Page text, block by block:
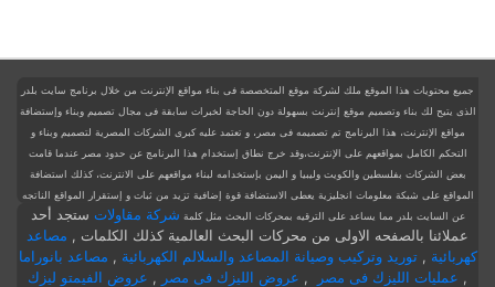
جميع محتويات هذا الموقع ملك لشركة موقع المتخصصة فى بناء مواقع الإنترنت من خلال برنامج سايت بلدر
الذى يتيح لك بناء وتصميم موقع إنترنت بسهولة دون الحاجة لخبرات سابقة فى مجال تصميم وبناء وإستضافة
مواقع الإنترنت، هذا البرنامج تم تصميمه فى مصر، و تعتمد عليه كبرى الشركات المصرية لتصميم وبناء و
التحكم الكامل بمواقعهم على الإنترنت،وقد خرج نطاق إستخدام هذا البرنامج عن حدود مصر عندما قامت
بعض الشركات بفلسطين والكويت وليبيا و اليمن بإستخدامه لبناء مواقعهم على الانترنت، كذلك استضافة
المواقع على شبكة معلومات انجليزية يعطى الاستضافة قوة إضافية تزيد من ثبات و إستقرار المواقع الناتجه
عن السايت بلدر مما يساعد على الترقيه بمحركات البحث مثل كلمة شركة مقاولات ستجد أحد
عملائنا بالصفحه الاولى من محركات البحث العالمية كذلك الكلمات , مصاعد
كهربائية ,توريد وتركيب وصيانة المصاعد والسلالم الكهربائية , مصاعد بانوراما
, عمليات الليزك فى مصر , عروض الليزك فى مصر , عروض الفيمتو ليزك